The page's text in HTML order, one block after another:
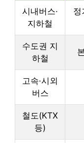
시내버스·
지하철
정
수도권 지
하철
고속·시외
버스
철도(KTX
등)